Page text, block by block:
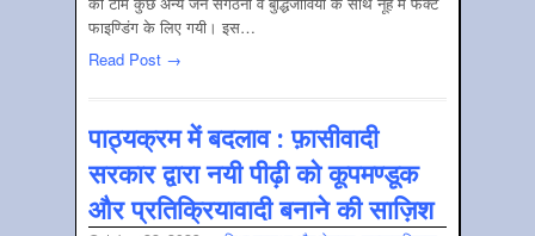
फाइण्डिंग के लिए गयी। इस…
Read Post →
पाठ्यक्रम में बदलाव : फ़ासीवादी
सरकार द्वारा नयी पीढ़ी को कूपमण्डूक
और प्रतिक्रियावादी बनाने की साज़िश